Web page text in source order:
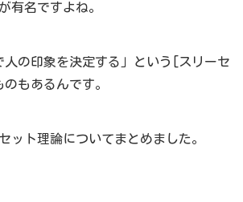
有名ですよね。
人の印象を決定する」という[スリーセ
もあるんです。
ット理論についてまとめました。